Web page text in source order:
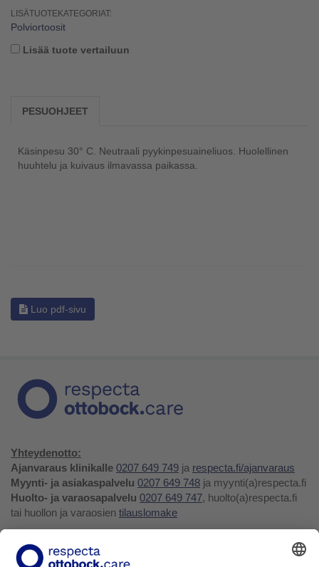
LISÄTUOTEKATEGORIAT:
Polviortoosit
Lisää tuote vertailuun
PESUOHJEET
Käsinpesu 30° C. Neutraali pyykinpesuaineliuos. Huolellinen
huuhtelu ja kuivaus ilmavassa paikassa.
Luo pdf-sivu
Yhteydenotto:
Ajanvaraus klinikalle 0207 649 749 ja respecta.fi/ajanvaraus
Myynti- ja asiakaspalvelu 0207 649 748 ja myynti(a)respecta.fi
Huolto- ja varaosapalvelu 0207 649 747, huolto(a)respecta.fi
tai huollon ja varaosien tilauslomake
Facebook
Youtube